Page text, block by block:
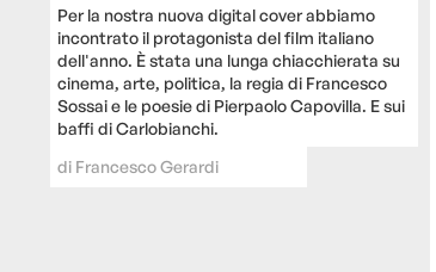
Per la nostra nuova digital cover abbiamo
incontrato il protagonista del film italiano
dell'anno. È stata una lunga chiacchierata su
cinema, arte, politica, la regia di Francesco
Sossai e le poesie di Pierpaolo Capovilla. E sui
baffi di Carlobianchi.
di Francesco Gerardi